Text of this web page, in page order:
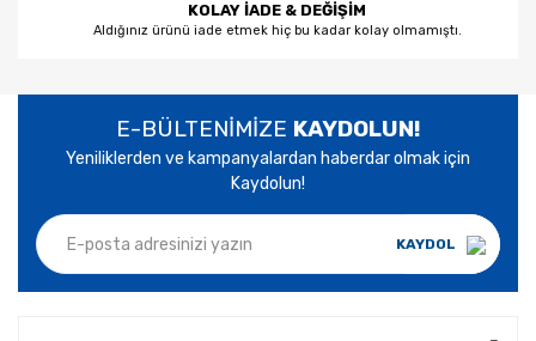
KOLAY İADE & DEĞİŞİM
Aldığınız ürünü iade etmek hiç bu kadar kolay olmamıştı.
E-BÜLTENİMİZE KAYDOLUN!
Yeniliklerden ve kampanyalardan haberdar olmak için
Kaydolun!
KAYDOL